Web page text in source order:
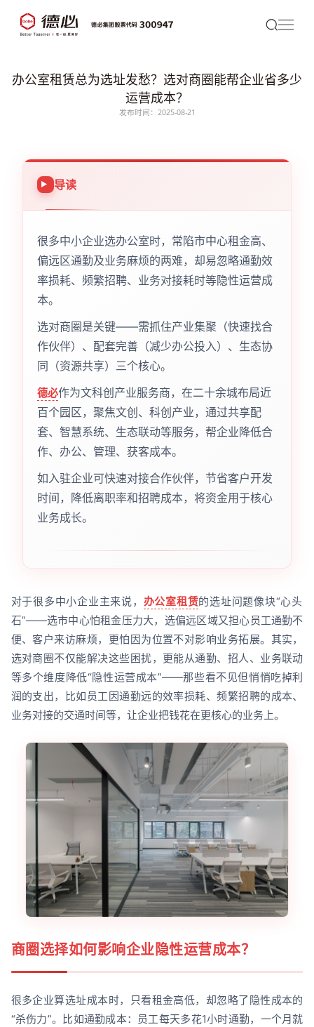
办公室租赁总为选址发愁？选对商圈能帮企业省多少
运营成本？
发布时间：2025-08-21
导读
很多中小企业选办公室时，常陷市中心租金高、
偏远区通勤及业务麻烦的两难，却易忽略通勤效
率损耗、频繁招聘、业务对接耗时等隐性运营成
本。
选对商圈是关键——需抓住产业集聚（快速找合
作伙伴）、配套完善（减少办公投入）、生态协
同（资源共享）三个核心。
德必作为文科创产业服务商，在二十余城布局近
百个园区，聚焦文创、科创产业，通过共享配
套、智慧系统、生态联动等服务，帮企业降低合
作、办公、管理、获客成本。
如入驻企业可快速对接合作伙伴，节省客户开发
时间，降低离职率和招聘成本，将资金用于核心
业务成长。
对于很多中小企业主来说， 办公室租赁的选址问题像块“心头
石”——选市中心怕租金压力大，选偏远区域又担心员工通勤不
便、客户来访麻烦，更怕因为位置不对影响业务拓展。其实，
选对商圈不仅能解决这些困扰，更能从通勤、招人、业务联动
等多个维度降低“隐性运营成本”——那些看不见但悄悄吃掉利
润的支出，比如员工因通勤远的效率损耗、频繁招聘的成本、
业务对接的交通时间等，让企业把钱花在更核心的业务上。
商圈选择如何影响企业隐性运营成本？
很多企业算选址成本时，只看租金高低，却忽略了隐性成本的
“杀伤力”。比如通勤成本：员工每天多花1小时通勤，一个月就